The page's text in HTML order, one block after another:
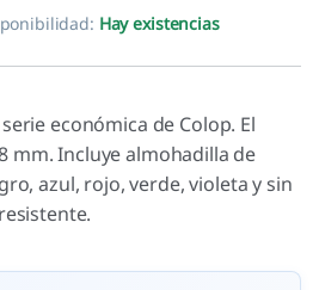
Hay existencias
económica de Colop. El
mm. Incluye almohadilla de
azul, rojo, verde, violeta y sin